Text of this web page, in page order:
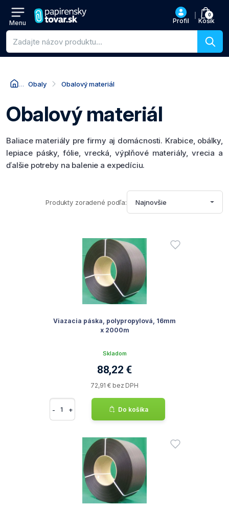
Menu Profil
0
Košík
Vyhľadávanie produktov
Obaly Obalový materiál
Obalový materiál
Baliace materiály pre firmy aj domácnosti. Krabice, obálky,
lepiace pásky, fólie, vrecká, výplňové materiály, vrecia a
ďalšie potreby na balenie a expedíciu.
Produkty zoradené podľa: Najnovšie
Viazacia páska, polypropylová, 16mm
x 2000m
Skladom
88,22 €
72,91 € bez DPH
- + Do košíka